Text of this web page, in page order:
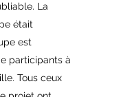
La
était
est
participants à
Tous ceux